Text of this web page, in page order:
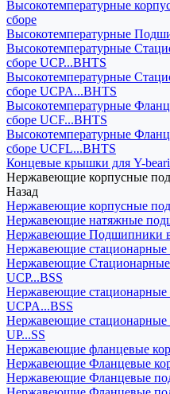
Высокотемпературные
сборе
Высокотемпературные
Высокотемпературные
сборе UCP...BHTS
Высокотемпературные
сборе UCPA...BHTS
Высокотемпературные
сборе UCF...BHTS
Высокотемпературные
сборе UCFL...BHTS
Концевые крышки для Y-
Нержавеющие корпусные
Назад
Нержавеющие корпусные
Нержавеющие натяжные
Нержавеющие Подшипники
Нержавеющие стационарные
Нержавеющие
UCP...BSS
Нержавеющие
UCPA...BSS
Нержавеющие
UP...SS
Нержавеющие фланцевые
Нержавеющие Фланцевые
Нержавеющие Фланцевые